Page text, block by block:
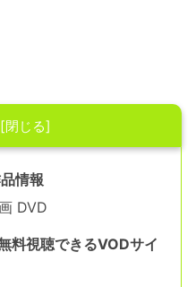
情報
DVD
料視聴できるVODサイ